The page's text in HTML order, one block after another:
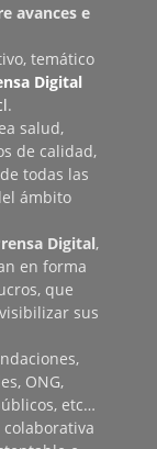
avances e
temático
Digital
.
salud,
de calidad,
todas las
ámbito
Digital,
en forma
que
sus
ONG,
etc…